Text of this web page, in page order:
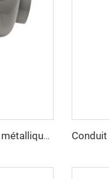
Raccordeur étanche aux liquides non métallique 90 degrés